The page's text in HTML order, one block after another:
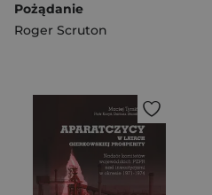
Pożądanie
Roger Scruton